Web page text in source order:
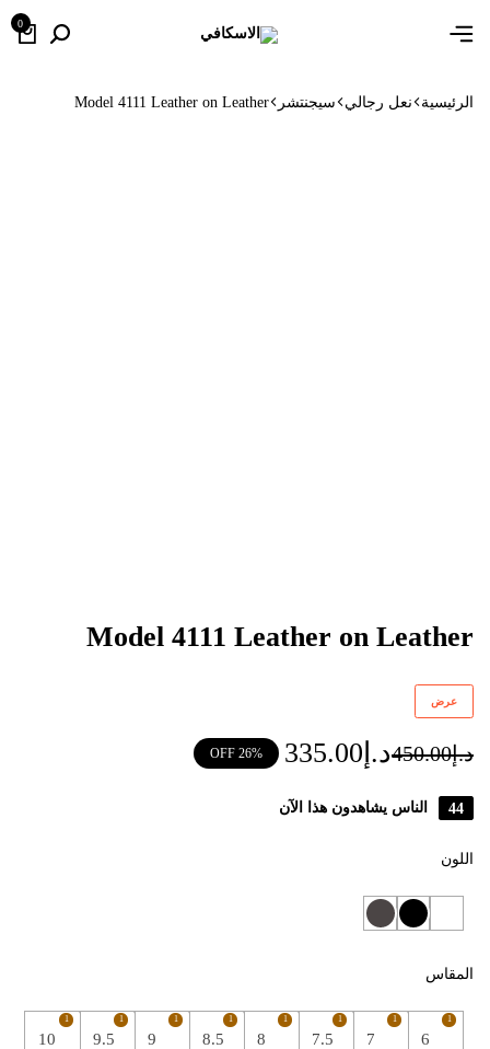
0
الرئيسية نعل رجالي سيجنتشر Model 4111 Leather on Leather
Model 4111 Leather on Leather
عرض
د.إ450.00د.إ 335.00
26% OFF
44 الناس يشاهدون هذا الآن
اللون
المقاس
1
6
1
7
1
7.5
1
8
1
8.5
1
9
1
9.5
1
10